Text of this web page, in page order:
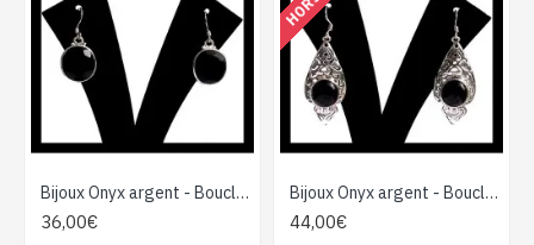
Bijoux Onyx argent - Boucles d'Oreilles indiennes Onyx
36,00€
Bijoux Onyx argent - Boucles d'Oreilles indiennes Onyx
44,00€